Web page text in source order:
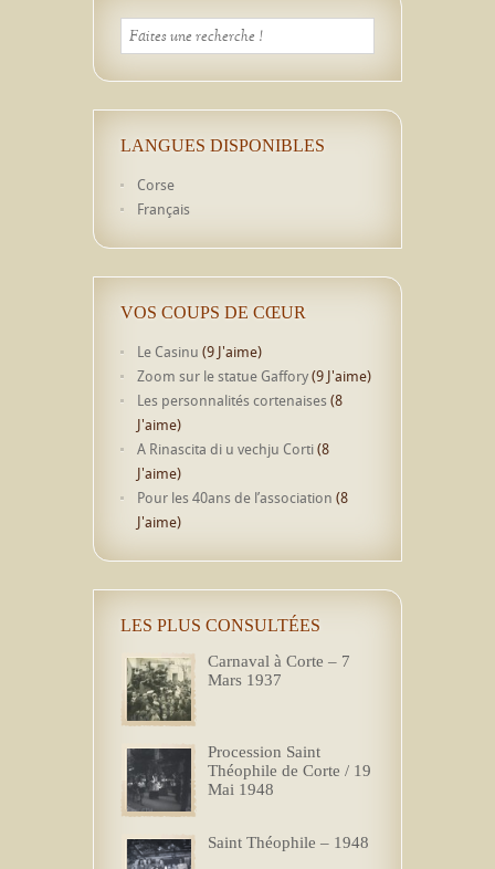
LANGUES DISPONIBLES
Corse
Français
VOS COUPS DE CŒUR
Le Casinu (9 J'aime)
Zoom sur le statue Gaffory(9 J'aime)
Les personnalités cortenaises (8
J'aime)
A Rinascita di u vechju Corti(8
J'aime)
Pour les 40ans de l’association (8
J'aime)
LES PLUS CONSULTÉES
Carnaval à Corte – 7
Mars 1937
Procession Saint
Théophile de Corte / 19
Mai 1948
Saint Théophile – 1948